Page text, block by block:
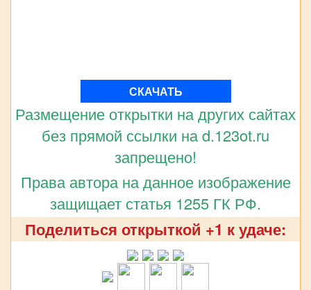
СКАЧАТЬ
Размещение открытки на других сайтах
без прямой ссылки на d.123ot.ru
запрещено!
Права автора на данное изображение
защищает статья 1255 ГК РФ.
Поделиться открыткой +1 к удаче: